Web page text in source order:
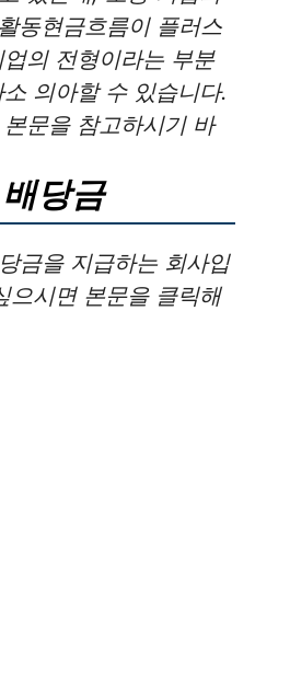
동현금흐름이 플러스
의 전형이라는 부분
의아할 수 있습니다.
문을 참고하시기 바
당금
금을 지급하는 회사입
으시면 본문을 클릭해